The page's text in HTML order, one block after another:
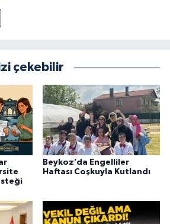
çekebilir
Beykoz’da Engelliler
Haftası Coşkuyla Kutlandı